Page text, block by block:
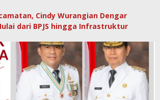
Cindy Wurangian Dengar
dari BPJS hingga Infrastruktur